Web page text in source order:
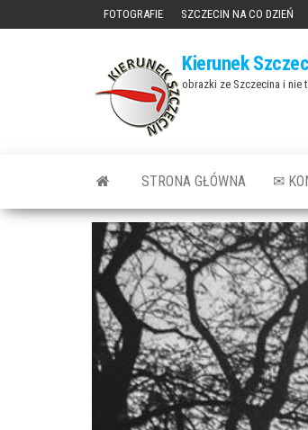
FOTOGRAFIE SZCZECIN NA CO DZIEŃ
Kierunek
obrazki ze Szczecina i nie
STRONA GŁÓWNA ✉